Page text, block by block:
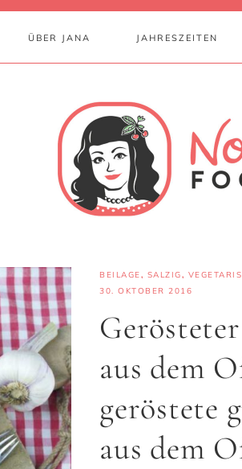
ÜBER JANA JAHRESZEITEN
BEILAGE, SALZIG,
30. OKTOBER 2016
aus dem
geröstete
aus dem